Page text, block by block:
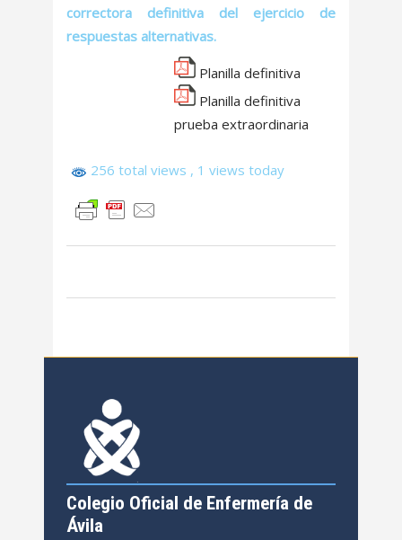
correctora definitiva del ejercicio de
respuestas alternativas.
Planilla definitiva
Planilla definitiva
prueba extraordinaria
256 total views , 1 views today
Colegio Oficial de Enfermería de
Ávila